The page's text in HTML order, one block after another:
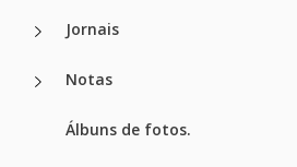
Jornais
Notas
Álbuns de fotos.